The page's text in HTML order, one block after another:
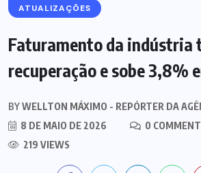
ATUALIZAÇÕES
Faturamento da indústria
recuperação e sobe 3,8%
BYWELLTON MÁXIMO - REPÓRTER DA
8 DE MAIO DE 2026
0
219 VIEWS